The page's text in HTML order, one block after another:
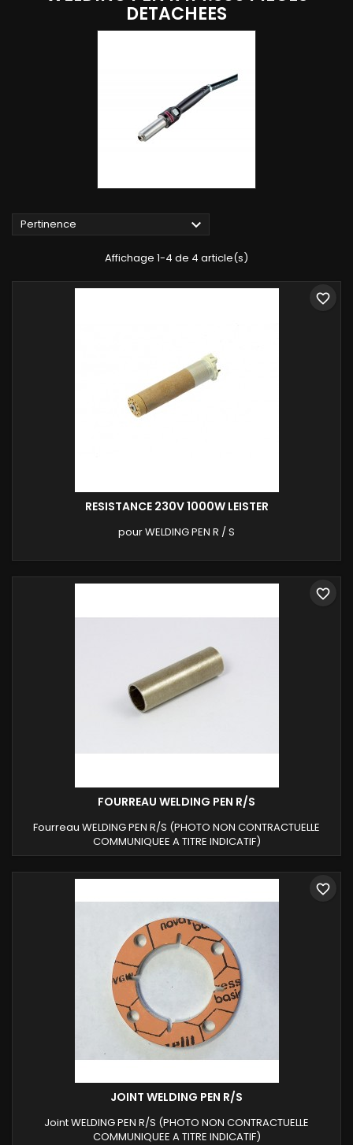
DETACHEES
Pertinence 
Affichage 1-4 de 4 article(s)
RESISTANCE 230V 1000W LEISTER
pour WELDING PEN R / S
favorite_border
FOURREAU WELDING PEN R/S
Fourreau WELDING PEN R/S (PHOTO NON CONTRACTUELLE
COMMUNIQUEE A TITRE INDICATIF)
favorite_border
JOINT WELDING PEN R/S
Joint WELDING PEN R/S (PHOTO NON CONTRACTUELLE
COMMUNIQUEE A TITRE INDICATIF)
favorite_border